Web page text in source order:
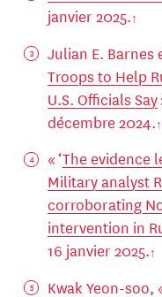
janvier 2025.
Julian E. Barnes
Troops to Help
U.S. Officials Say
décembre 2024.
« ‘The evidence
Military analyst
corroborating
intervention in
16 janvier 2025.
Kwak Yeon-soo,